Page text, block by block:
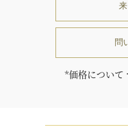
問
*価格について
ウィンストン